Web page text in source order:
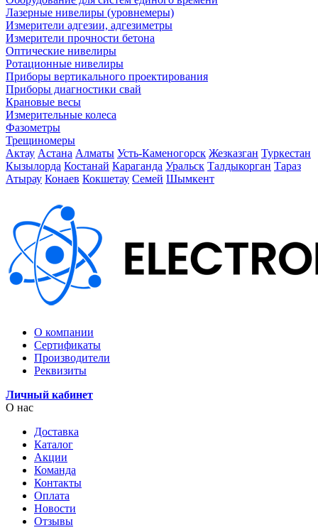
Лазерные нивелиры (уровнемеры)
Измерители адгезии, адгезиметры
Измерители прочности бетона
Оптические нивелиры
Ротационные нивелиры
Приборы вертикального проектирования
Приборы диагностики свай
Крановые весы
Измерительные колеса
Фазометры
Трещиномеры
Актау Астана Алматы Усть-Каменогорск Жезказган Туркестан
Кызылорда Костанай Караганда Уральск Талдыкорган Тараз
Атырау Конаев Кокшетау Семей Шымкент
О компании
Сертификаты
Производители
Реквизиты
Личный кабинет
О нас
Доставка
Каталог
Акции
Команда
Контакты
Оплата
Новости
Отзывы